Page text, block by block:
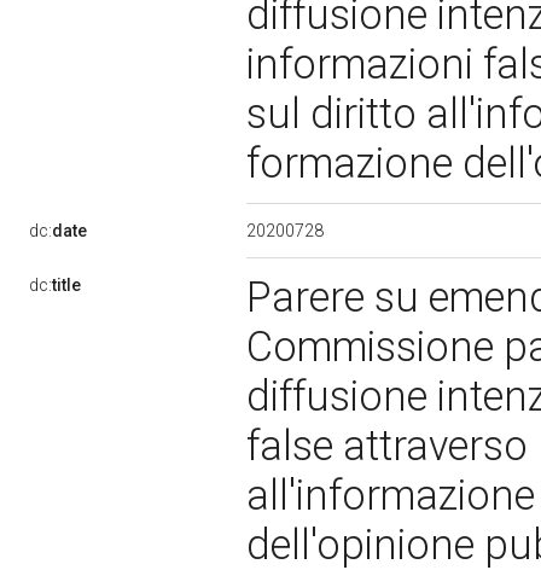
diffusione
informazioni
sul diritto
formazione
dc:date 20200728
dc:title
Parere su
Commissione
diffusione
false
dell'opinione